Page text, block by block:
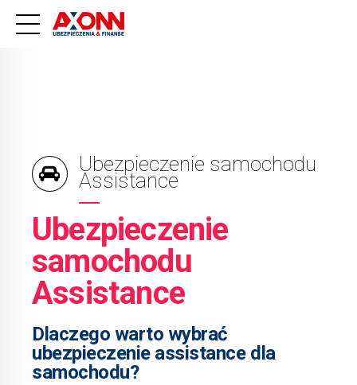
Ubezpieczenie samochodu
Assistance
Ubezpieczenie
samochodu
Assistance
Dlaczego warto wybrać
ubezpieczenie assistance dla
samochodu?